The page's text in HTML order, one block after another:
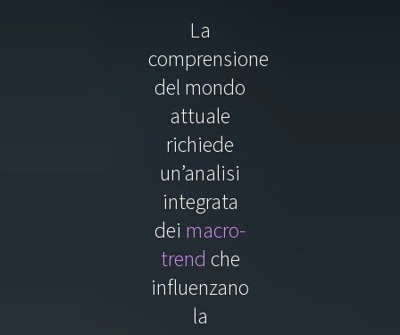
La
comprensione
del mondo
attuale
richiede
un’analisi
integrata
dei macro-
trend che
influenzano
la